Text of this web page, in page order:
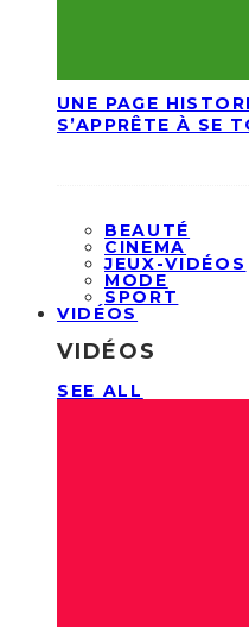
UNE PAGE
S’APPRÊTE À SE
BEAUTÉ
CINEMA
JEUX-VIDÉOS
MODE
SPORT
VIDÉOS
VIDÉOS
SEE ALL